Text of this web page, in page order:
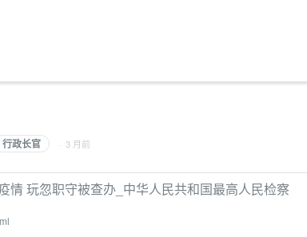
行政长官 · 3 月前
情 玩忽职守被查办_中华人民共和国最高人民检察